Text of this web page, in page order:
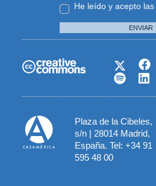
He leído y acepto las
ENVIAR
Plaza de la Cibeles,
s/n | 28014 Madrid,
España. Tel: +34 91
595 48 00